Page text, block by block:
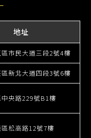
地址
市民大道三段2號4樓
新北大道四段3號6樓
央路229號B1樓
松高路12號7樓